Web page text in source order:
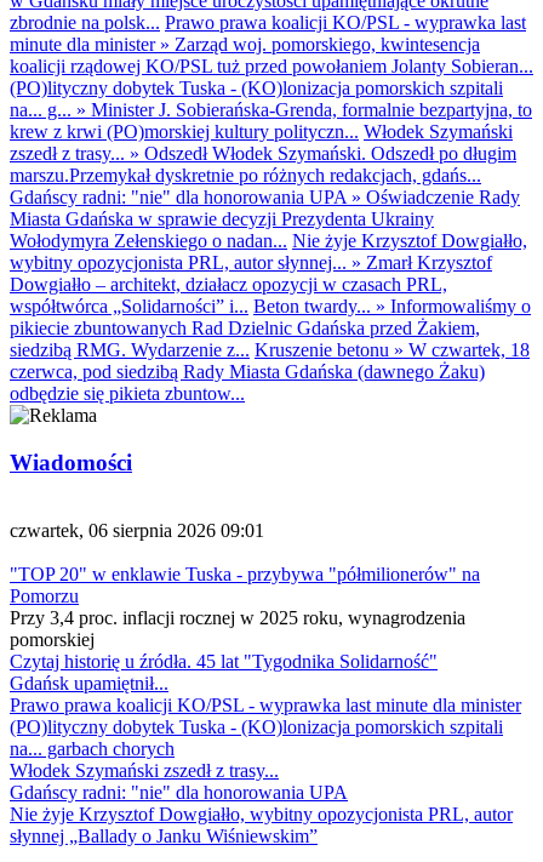
zbrodnie na polsk... Prawo prawa koalicji KO/PSL - wyprawka last
minute dla minister» Zarząd woj. pomorskiego, kwintesencja
koalicji rządowej KO/PSL tuż przed powołaniem Jolanty Sobieran...
(PO)lityczny dobytek Tuska - (KO)lonizacja pomorskich szpitali
na... g... » Minister J. Sobierańska-Grenda, formalnie bezpartyjna, to
krew z krwi (PO)morskiej kultury polityczn... Włodek Szymański
zszedł z trasy... » Odszedł Włodek Szymański. Odszedł po długim
marszu.Przemykał dyskretnie po różnych redakcjach, gdańs...
Gdańscy radni: "nie" dla honorowania UPA » Oświadczenie Rady
Miasta Gdańska w sprawie decyzji Prezydenta Ukrainy
Wołodymyra Zełenskiego o nadan... Nie żyje Krzysztof Dowgiałło,
wybitny opozycjonista PRL, autor słynnej... » Zmarł Krzysztof
Dowgiałło – architekt, działacz opozycji w czasach PRL,
współtwórca „Solidarności” i... Beton twardy... » Informowaliśmy o
pikiecie zbuntowanych Rad Dzielnic Gdańska przed Żakiem,
siedzibą RMG. Wydarzenie z... Kruszenie betonu » W czwartek, 18
czerwca, pod siedzibą Rady Miasta Gdańska (dawnego Żaku)
odbędzie się pikieta zbuntow...
Wiadomości
czwartek, 06 sierpnia 2026 09:01
"TOP 20" w enklawie Tuska - przybywa "półmilionerów" na
Pomorzu
Przy 3,4 proc. inflacji rocznej w 2025 roku, wynagrodzenia
pomorskiej
Czytaj historię u źródła. 45 lat "Tygodnika Solidarność"
Gdańsk upamiętnił...
Prawo prawa koalicji KO/PSL - wyprawka last minute dla minister
(PO)lityczny dobytek Tuska - (KO)lonizacja pomorskich szpitali
na... garbach chorych
Włodek Szymański zszedł z trasy...
Gdańscy radni: "nie" dla honorowania UPA
Nie żyje Krzysztof Dowgiałło, wybitny opozycjonista PRL, autor
słynnej „Ballady o Janku Wiśniewskim”